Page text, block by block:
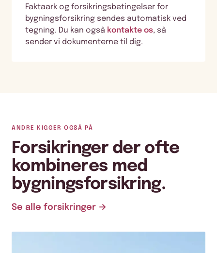
Faktaark og forsikringsbetingelser for
bygningsforsikring sendes automatisk ved
tegning. Du kan også kontakte os, så
sender vi dokumenterne til dig.
ANDRE KIGGER OGSÅ PÅ
Forsikringer der ofte
kombineres med
bygningsforsikring.
Se alle forsikringer →